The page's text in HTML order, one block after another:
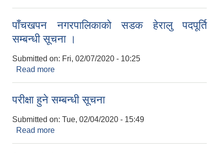
पाँचखपन नगरपालिकाको सडक हेरालु पदपूर्ति
सम्बन्धी सूचना ।
Submitted on: Fri, 02/07/2020 - 10:25
Read more
परीक्षा हुने सम्बन्धी सूचना
Submitted on: Tue, 02/04/2020 - 15:49
Read more